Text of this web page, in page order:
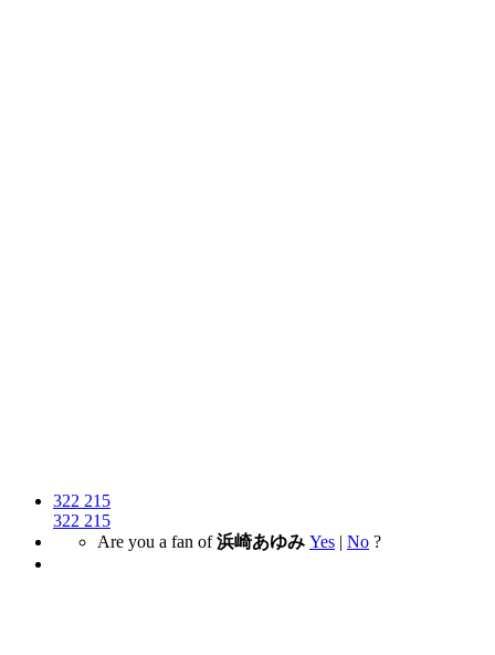
322 215
322 215
Are you a fan of浜崎あゆみ Yes | No ?